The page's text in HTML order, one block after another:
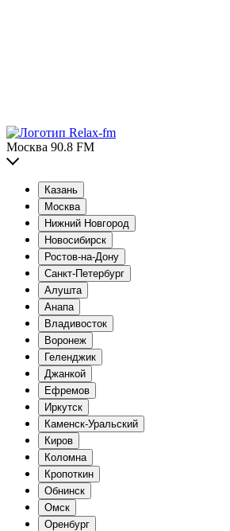
Москва 90.8 FM
Казань
Москва
Нижний Новгород
Новосибирск
Ростов-на-Дону
Санкт-Петербург
Алушта
Анапа
Владивосток
Воронеж
Геленджик
Джанкой
Ефремов
Иркутск
Каменск-Уральский
Киров
Коломна
Кропоткин
Обнинск
Омск
Оренбург